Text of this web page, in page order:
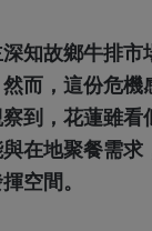
知故鄉牛排市
而，這份危機
到，花蓮雖看
在地聚餐需求
空間。